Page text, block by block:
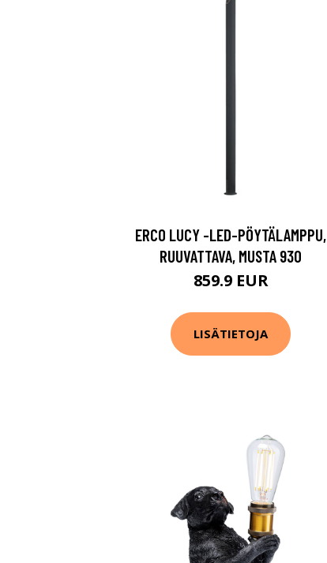
ERCO LUCY -LED-PÖYTÄLAMPPU,
RUUVATTAVA, MUSTA 930
859.9 EUR
LISÄTIETOJA